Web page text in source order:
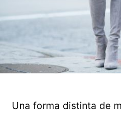
Una forma distinta de